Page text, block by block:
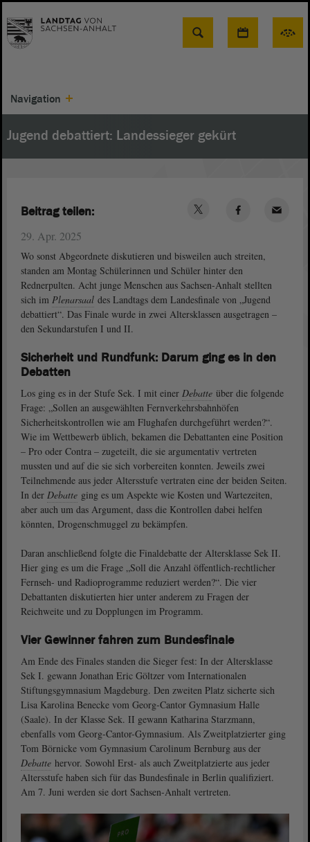
Suche
Navigation
Jugend debattiert: Landessieger gekürt
29. Apr. 2025
Wo sonst Abgeordnete diskutieren und bisweilen auch streiten,
standen am Montag Schülerinnen und Schüler hinter den
Rednerpulten. Acht junge Menschen aus Sachsen-Anhalt stellten
sich im Plenarsaal des Landtags dem Landesfinale von „Jugend
debattiert“. Das Finale wurde in zwei Altersklassen ausgetragen –
den Sekundarstufen I und II.
Sicherheit und Rundfunk: Darum ging es in den
Debatten
Los ging es in der Stufe Sek. I mit einer Debatte über die folgende
Frage: „Sollen an ausgewählten Fernverkehrsbahnhöfen
Sicherheitskontrollen wie am Flughafen durchgeführt werden?“.
Wie im Wettbewerb üblich, bekamen die Debattanten eine Position
– Pro oder Contra – zugeteilt, die sie argumentativ vertreten
mussten und auf die sie sich vorbereiten konnten. Jeweils zwei
Teilnehmende aus jeder Altersstufe vertraten eine der beiden Seiten.
In der Debatte ging es um Aspekte wie Kosten und Wartezeiten,
aber auch um das Argument, dass die Kontrollen dabei helfen
könnten, Drogenschmuggel zu bekämpfen.
Daran anschließend folgte die Finaldebatte der Altersklasse Sek II.
Hier ging es um die Frage „Soll die Anzahl öffentlich-rechtlicher
Fernseh- und Radioprogramme reduziert werden?“. Die vier
Debattanten diskutierten hier unter anderem zu Fragen der
Reichweite und zu Dopplungen im Programm.
Vier Gewinner fahren zum Bundesfinale
Am Ende des Finales standen die Sieger fest: In der Altersklasse
Sek I. gewann Jonathan Eric Göltzer vom Internationalen
Stiftungsgymnasium Magdeburg. Den zweiten Platz sicherte sich
Lisa Karolina Benecke vom Georg-Cantor Gymnasium Halle
(Saale). In der Klasse Sek. II gewann Katharina Starzmann,
ebenfalls vom Georg-Cantor-Gymnasium. Als Zweitplatzierter ging
Tom Börnicke vom Gymnasium Carolinum Bernburg aus der
Debatte hervor. Sowohl Erst- als auch Zweitplatzierte aus jeder
Altersstufe haben sich für das Bundesfinale in Berlin qualifiziert.
Am 7. Juni werden sie dort Sachsen-Anhalt vertreten.
Beitrag teilen: